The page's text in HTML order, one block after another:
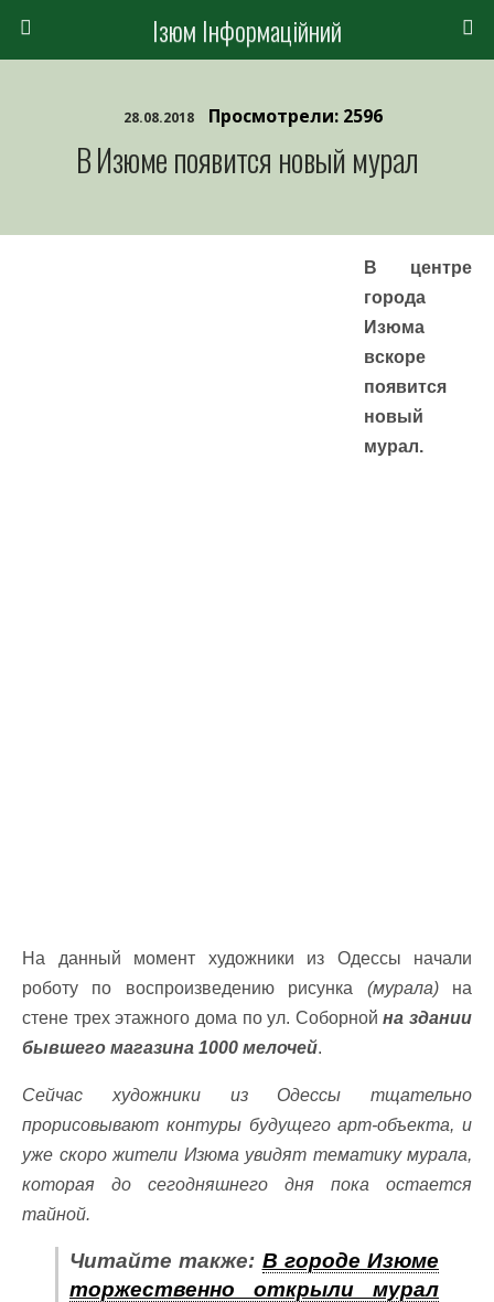
Ізюм Інформаційний
28.08.2018 Просмотрели: 2596
В Изюме появится новый мурал
В центре
города
Изюма
вскоре
появится
новый
мурал.
На данный момент художники из Одессы начали
роботу по воспроизведению рисунка (мурала)на
стене трех этажного дома по ул. Соборнойна здании
бывшего магазина 1000 мелочей.
Сейчас художники из Одессы тщательно
прорисовывают контуры будущего арт-объекта, и
уже скоро жители Изюма увидят тематику мурала,
которая до сегодняшнего дня пока остается
тайной.
Читайте также: В городе Изюме
торжественно открыли мурал